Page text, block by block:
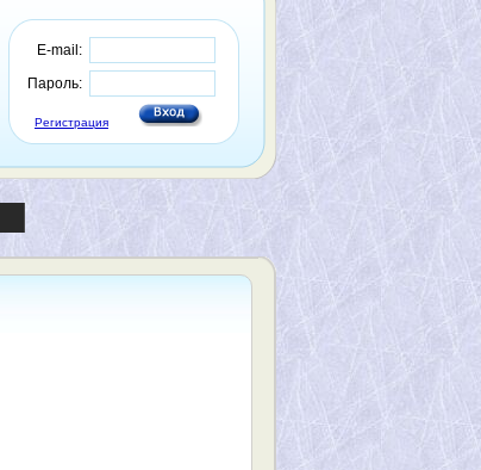
E-mail:
Пароль:
Регистрация